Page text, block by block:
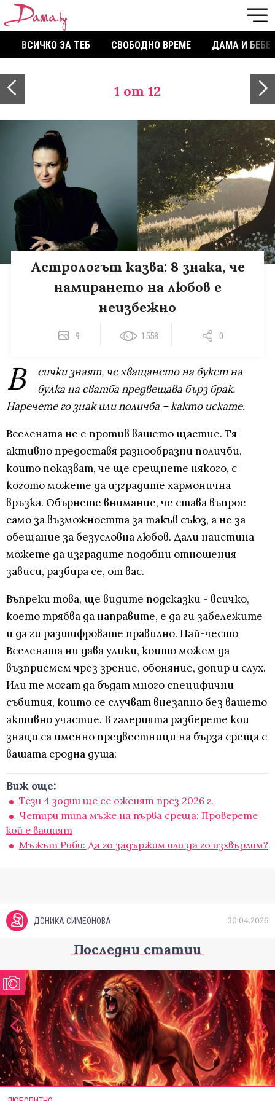
ВСИЧКО ЗА ТЕБ СВОБОДНО ВРЕМЕ ДАМА И БЕБЕ
1 от 12
Астрологът казва: 8 знака, че
намирането на любов е
неизбежно
9 1558 0
В
сички знаят, че хващането на букет на
булка на сватба предвещава бърз брак.
Наречете го знак или поличба – както искате.
Вселената не е против вашето щастие. Тя
активно предоставя разнообразни поличби,
които показват, че ще срещнете някого, с
когото можете да изградите хармонична
връзка. Обърнете внимание, че става въпрос
само за възможността за такъв съюз, а не за
обещание за безусловна любов. Дали наистина
можете да изградите подобни отношения
зависи, разбира се, от вас.
Въпреки това, ще видите подсказки - всичко,
което трябва да направите, е да ги забележите
и да ги разшифровате правилно. Най-често
Вселената ни дава улики, които можем да
възприемем чрез зрение, обоняние, допир и слух.
Или те могат да бъдат много специфични
събития, които се случват внезапно без вашето
активно участие. В галерията разберете кои
знаци са именно предвестници на бърза среща с
вашата сродна душа:
Виж още:
Тези 4 зодии ще се оженят през 2026 г.
Четири типа мъже на първа среща: Проверете
кой е вашият
Мъжът Риби: Да го задържим или да го изхвърлим?
ДОНИКА СИМЕОНОВА 30.04.2026
Последни статии